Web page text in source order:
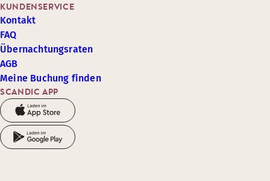
SCANDIC APP
KUNDENSERVICE
Kontakt
FAQ
Übernachtungsraten
AGB
Meine Buchung finden